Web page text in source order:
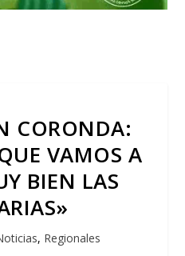
CORONDA:
VAMOS A
BIEN LAS
, Regionales